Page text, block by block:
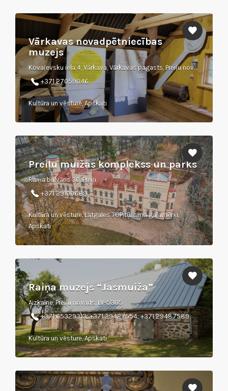
Vārkavas novadpētniecības
muzejs
Kovaļevsku iela 4, Vārkava, Vārkavas pagasts, Preiļu novads, LV-5337
+371 27059046
Kultūra un vēsture, Apskati
Preiļu muižas komplekss un parks
Raiņa bulvāris 30, Preiļi
+371 29100689
Kultūra un vēsture, Latgales TOP tūrisma galamērķi,
Apskati
Raiņa muzejs “Jasmuiža”
Aizkalne, Preiļu novads, LV-5305
+371 65329313; +371 29427554; +371 29487589
Kultūra un vēsture, Apskati